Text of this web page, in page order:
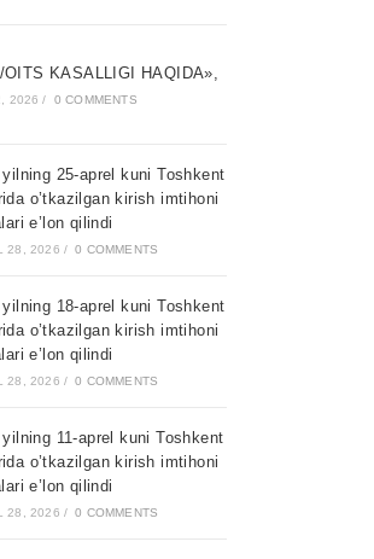
OITS KASALLIGI HAQIDA»,
2026 / 0 COMMENTS
25-aprel kuni Toshkent
o’tkazilgan kirish imtihoni
e’lon qilindi
28, 2026 / 0 COMMENTS
18-aprel kuni Toshkent
o’tkazilgan kirish imtihoni
e’lon qilindi
28, 2026 / 0 COMMENTS
11-aprel kuni Toshkent
o’tkazilgan kirish imtihoni
e’lon qilindi
28, 2026 / 0 COMMENTS